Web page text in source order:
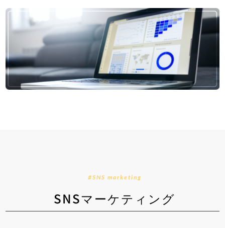
#SNS marketing
SNSマーケティング